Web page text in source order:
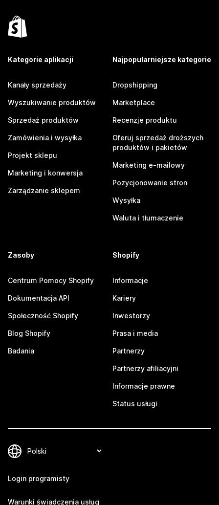
Kategorie aplikacji
Kanały sprzedaży
Wyszukiwanie produktów
Sprzedaż produktów
Zamówienia i wysyłka
Projekt sklepu
Marketing i konwersja
Zarządzanie sklepem
Najpopularniejsze kategorie
Dropshipping
Marketplace
Recenzje produktu
Oferuj sprzedaż droższych
produktów i pakietów
Marketing e-mailowy
Pozycjonowanie stron
Wysyłka
Waluta i tłumaczenie
Zasoby
Centrum Pomocy Shopify
Dokumentacja API
Społeczność Shopify
Blog Shopify
Badania
Shopify
Informacje
Kariery
Inwestorzy
Prasa i media
Partnerzy
Partnerzy afiliacyjni
Informacje prawne
Status usługi
Login programisty
Warunki świadczenia usług